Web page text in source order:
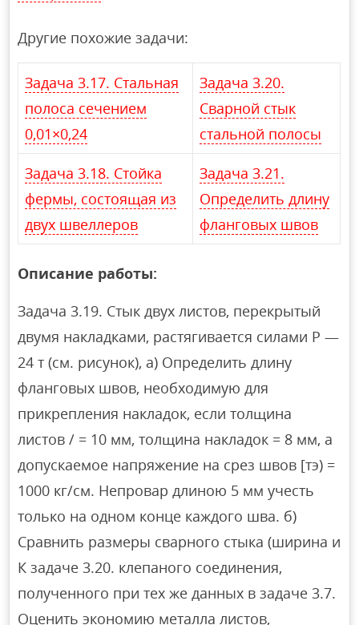
Другие похожие задачи:
Задача 3.17. Стальная
полоса сечением
0,01×0,24
Задача 3.20.
Сварной стык
стальной полосы
Задача 3.18. Стойка
фермы, состоящая из
двух швеллеров
Задача 3.21.
Определить длину
фланговых швов
Описание работы:
Задача 3.19. Стык двух листов, перекрытый
двумя накладками, растягивается силами Р —
24 т (см. рисунок), а) Определить длину
фланговых швов, необходимую для
прикрепления накладок, если толщина
листов / = 10 мм, толщина накладок = 8 мм, а
допускаемое напряжение на срез швов [тэ) =
1000 кг/см. Непровар длиною 5 мм учесть
только на одном конце каждого шва. б)
Сравнить размеры сварного стыка (ширина и
К задаче 3.20. клепаного соединения,
полученного при тех же данных в задаче 3.7.
Оценить экономию металла листов,